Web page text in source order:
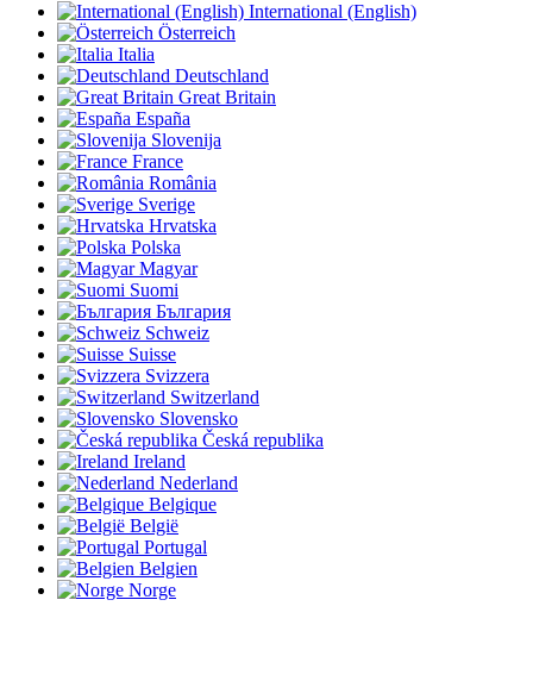
International (English)
Österreich
Italia
Deutschland
Great Britain
España
Slovenija
France
România
Sverige
Hrvatska
Polska
Magyar
Suomi
България
Schweiz
Suisse
Svizzera
Switzerland
Slovensko
Česká republika
Ireland
Nederland
Belgique
België
Portugal
Belgien
Norge